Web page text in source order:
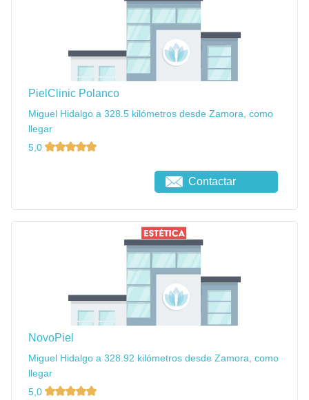
PielClinic Polanco
Miguel Hidalgo a 328.5 kilómetros desde Zamora, como
llegar
5,0
Contactar
NovoPiel
Miguel Hidalgo a 328.92 kilómetros desde Zamora, como
llegar
5,0